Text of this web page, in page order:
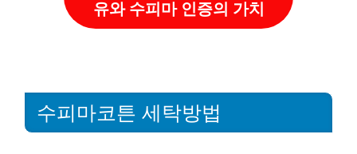
유와 수피마 인증의 가치
수피마코튼 세탁방법